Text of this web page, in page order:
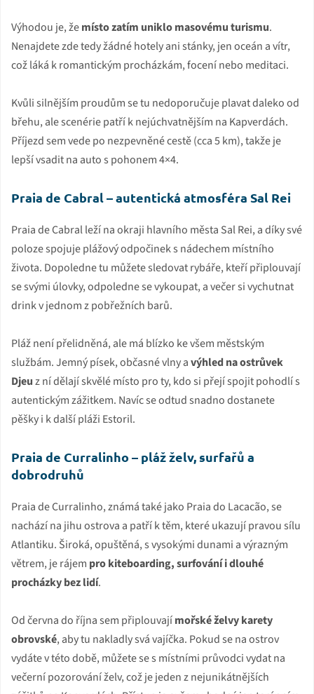
Výhodou je, žemísto zatím uniklo masovému turismu.
Nenajdete zde tedy žádné hotely ani stánky, jen oceán a vítr,
což láká k romantickým procházkám, focení nebo meditaci.
Kvůli silnějším proudům se tu nedoporučuje plavat daleko od
břehu, ale scenérie patří k nejúchvatnějším na Kapverdách.
Příjezd sem vede po nezpevněné cestě (cca 5 km), takže je
lepší vsadit na auto s pohonem 4×4.
Praia de Cabral – autentická atmosféra Sal Rei
Praia de Cabral leží na okraji hlavního města Sal Rei, a díky své
poloze spojuje plážový odpočinek s nádechem místního
života. Dopoledne tu můžete sledovat rybáře, kteří připlouvají
se svými úlovky, odpoledne se vykoupat, a večer si vychutnat
drink v jednom z pobřežních barů.
Pláž není přelidněná, ale má blízko ke všem městským
službám. Jemný písek, občasné vlny avýhled na ostrůvek
Djeuz ní dělají skvělé místo pro ty, kdo si přejí spojit pohodlí s
autentickým zážitkem. Navíc se odtud snadno dostanete
pěšky i k další pláži Estoril.
Praia de Curralinho – pláž želv, surfařů a
dobrodruhů
Praia de Curralinho, známá také jako Praia do Lacacão, se
nachází na jihu ostrova a patří k těm, které ukazují pravou sílu
Atlantiku. Široká, opuštěná, s vysokými dunami a výrazným
větrem, je rájem pro kiteboarding, surfování i dlouhé
procházky bez lidí.
Od června do října sem připlouvajímořské želvy karety
obrovské, aby tu nakladly svá vajíčka. Pokud se na ostrov
vydáte v této době, můžete se s místními průvodci vydat na
večerní pozorování želv, což je jeden z nejunikátnějších